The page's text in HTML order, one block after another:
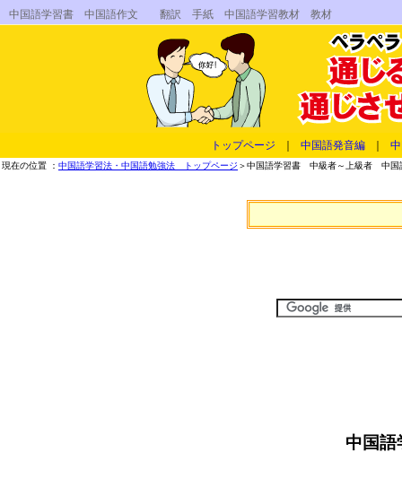
中国語学習書 中国語作文 翻訳 手紙 中国語学習教材 教材
トップページ 中国語発音編
現在の位置 ： 中国語学習法・中国語勉強法 トップページ ＞中国語学習書 中級者～上級者 中国
中国